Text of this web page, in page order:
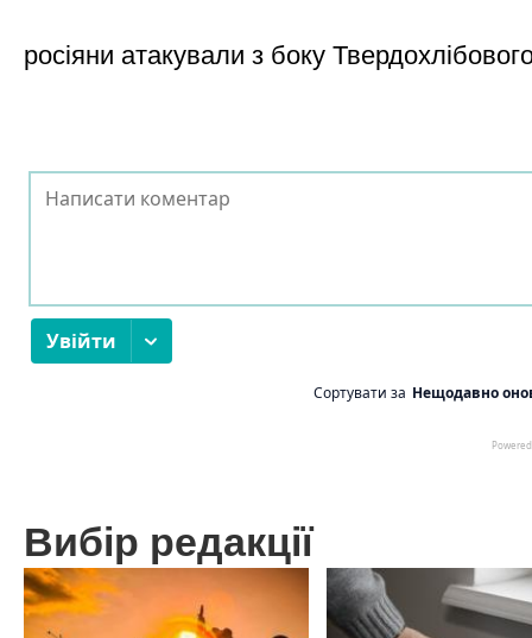
росіяни атакували з боку
Вибір редакції